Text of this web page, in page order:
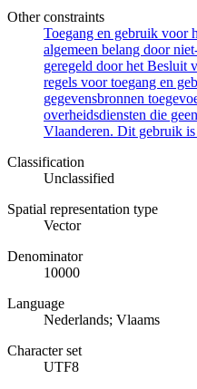
Other constraints
Toegang en gebruik voor
algemeen belang door
geregeld door het Besluit
regels voor toegang en
gegevensbronnen
overheidsdiensten die
Vlaanderen. Dit gebruik is
Classification
Unclassified
Spatial representation type
Vector
Denominator
10000
Language
Nederlands; Vlaams
Character set
UTF8